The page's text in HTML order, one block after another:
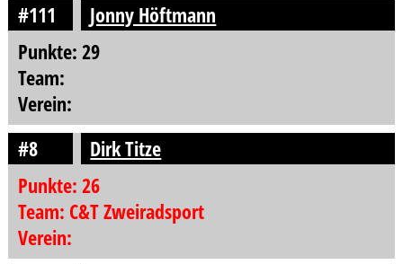
#111
Jonny Höftmann
Punkte: 29
Team:
Verein:
#8
Dirk Titze
Punkte: 26
Team: C&T Zweiradsport
Verein: